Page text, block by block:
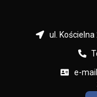
ul.
e-